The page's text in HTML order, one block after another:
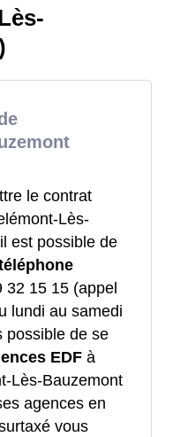
le contrat
Lès-
est possible de
32 15 15 (appel
lundi au samedi
possible de se
EDF à
Lès-Bauzemont
agences en
vous